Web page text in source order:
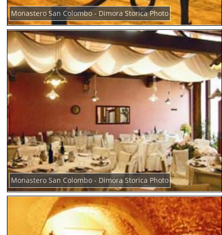
Monastero San Colombo - Dimora Storica Photo
Monastero San Colombo - Dimora Storica Photo